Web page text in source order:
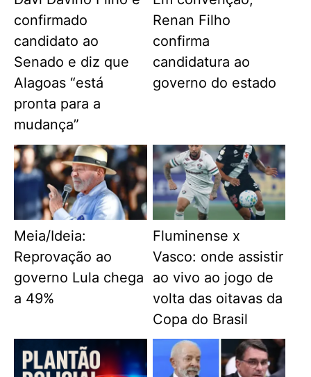
confirmado
candidato ao
Senado e diz que
Alagoas “está
pronta para a
mudança”
Renan Filho
confirma
candidatura ao
governo do estado
Meia/Ideia:
Reprovação ao
governo Lula chega
a 49%
Fluminense x
Vasco: onde assistir
ao vivo ao jogo de
volta das oitavas da
Copa do Brasil